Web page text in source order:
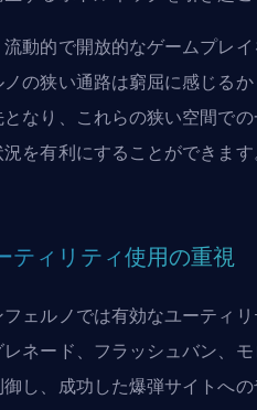
動的で開放的なゲームプレ
の狭い通路は窮屈に感じる
なり、これらの狭い空間で
を有利にすることができます
ティリティ使用の重視
ェルノでは有効なユーティ
ネード、フラッシュバン、
し、成功した爆弾サイトへ